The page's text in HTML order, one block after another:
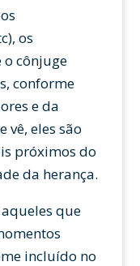
os
o cônjuge
conforme
e da
eles são
próximos do
da herança.
que
incluído no